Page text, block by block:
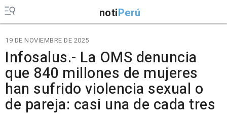
notiPerú
19 DE NOVIEMBRE DE 2025
Infosalus.- La OMS denuncia
que 840 millones de mujeres
han sufrido violencia sexual o
de pareja: casi una de cada tres